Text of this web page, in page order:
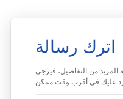
اترك رسالة
المزيد من التفاصيل، فيرجى